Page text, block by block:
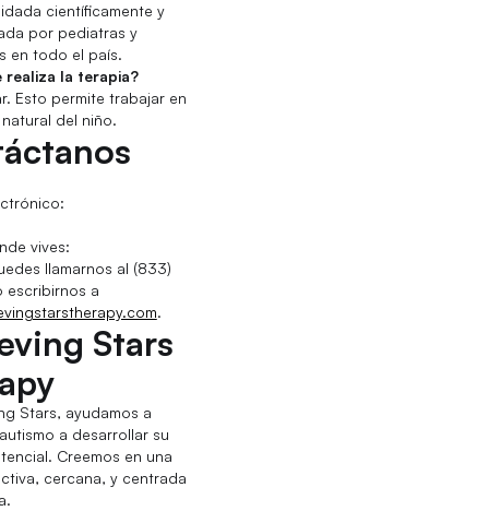
científicamente y
por pediatras y
en todo el país.
realiza la terapia?
Esto permite trabajar en
del niño.
vives:
llamarnos al (833)
escribirnos a
.
Stars
Stars, ayudamos a
a desarrollar su
Creemos en una
cercana, y centrada